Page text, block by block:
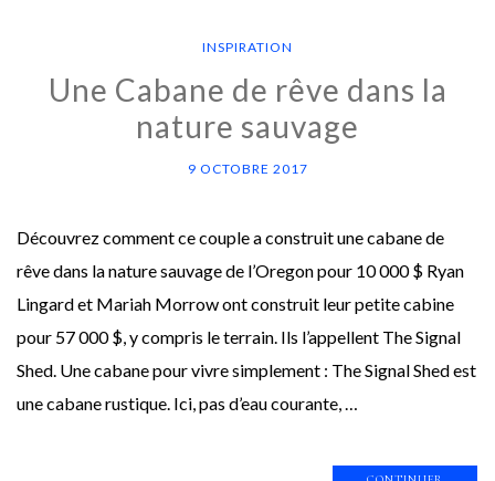
INSPIRATION
Une Cabane de rêve dans la
nature sauvage
9 OCTOBRE 2017
Découvrez comment ce couple a construit une cabane de
rêve dans la nature sauvage de l’Oregon pour 10 000 $ Ryan
Lingard et Mariah Morrow ont construit leur petite cabine
pour 57 000 $, y compris le terrain. Ils l’appellent The Signal
Shed. Une cabane pour vivre simplement : The Signal Shed est
une cabane rustique. Ici, pas d’eau courante, …